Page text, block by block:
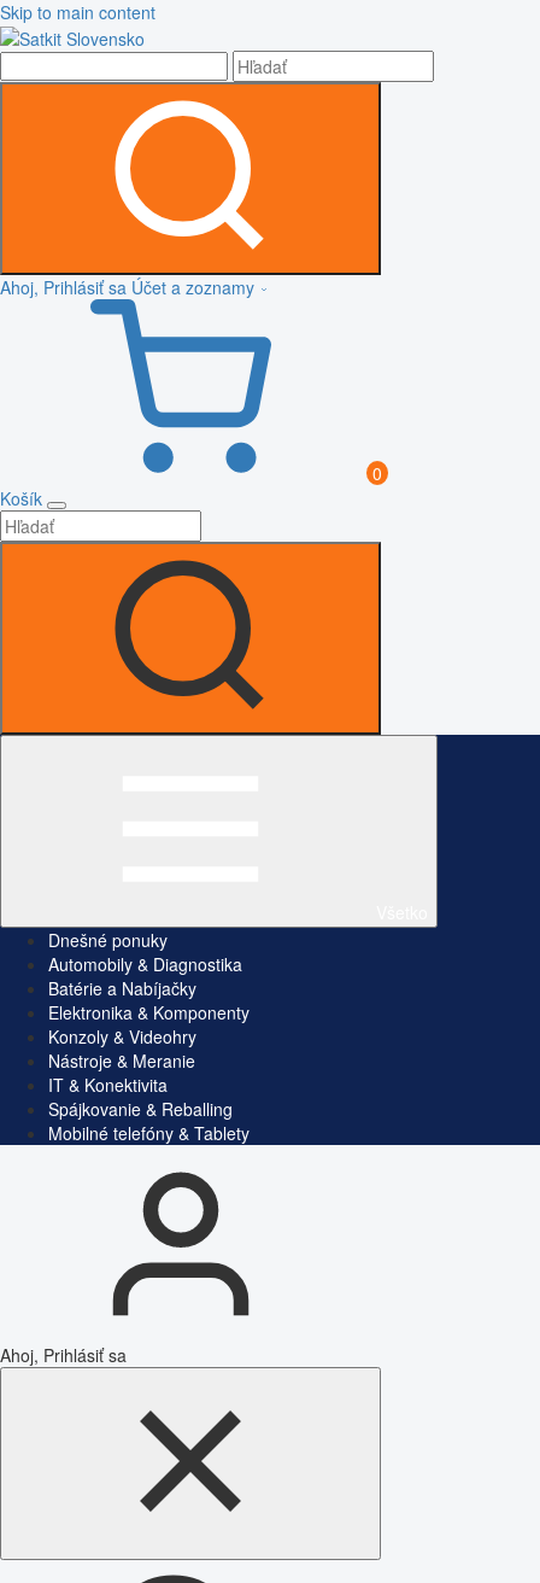
Skip to main content
Ahoj, Prihlásiť sa Účet a zoznamy
0
Košík
Dnešné ponuky
Automobily & Diagnostika
Batérie a Nabíjačky
Elektronika & Komponenty
Konzoly & Videohry
Nástroje & Meranie
IT & Konektivita
Spájkovanie & Reballing
Mobilné telefóny & Tablety
Ahoj, Prihlásiť sa